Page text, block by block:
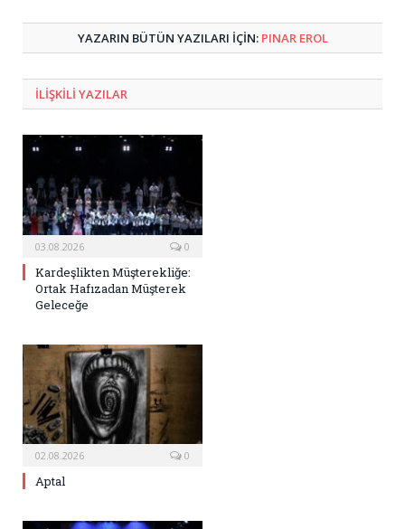
YAZARIN BÜTÜN YAZILARI IÇIN: PINAR EROL
ILIŞKILI YAZILAR
03.08.2026 0
Kardeşlikten Müşterekliğe:
Ortak Hafızadan Müşterek
Geleceğe
02.08.2026 0
Aptal